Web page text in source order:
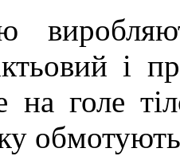
і
на голе